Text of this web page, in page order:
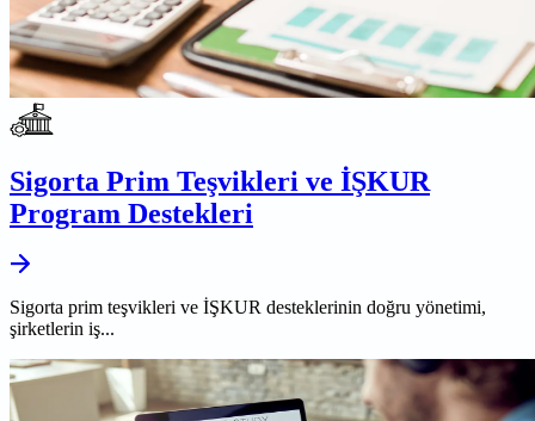
Sigorta Prim Teşvikleri ve İŞKUR
Program Destekleri
Sigorta prim teşvikleri ve İŞKUR desteklerinin doğru yönetimi,
şirketlerin iş...